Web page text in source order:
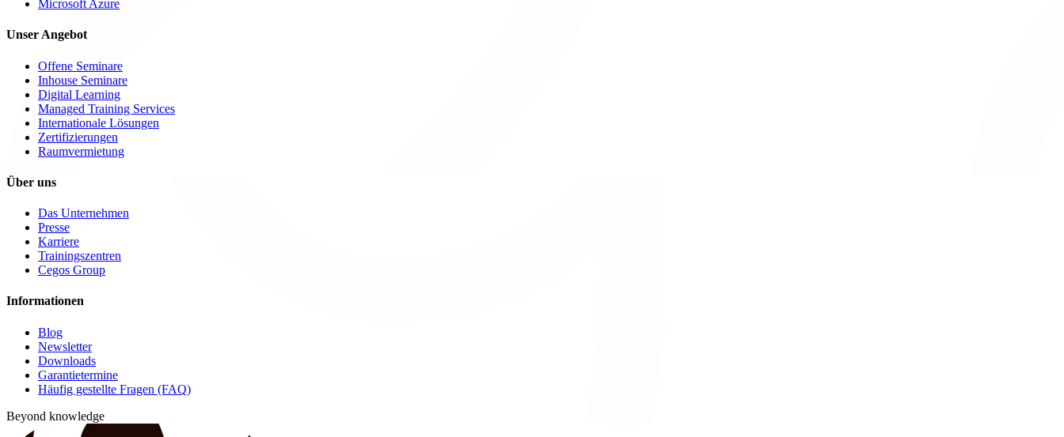
Microsoft Azure
Unser Angebot
Offene Seminare
Inhouse Seminare
Digital Learning
Managed Training Services
Internationale Lösungen
Zertifizierungen
Raumvermietung
Über uns
Das Unternehmen
Presse
Karriere
Trainingszentren
Cegos Group
Informationen
Blog
Newsletter
Downloads
Garantietermine
Häufig gestellte Fragen (FAQ)
Beyond knowledge